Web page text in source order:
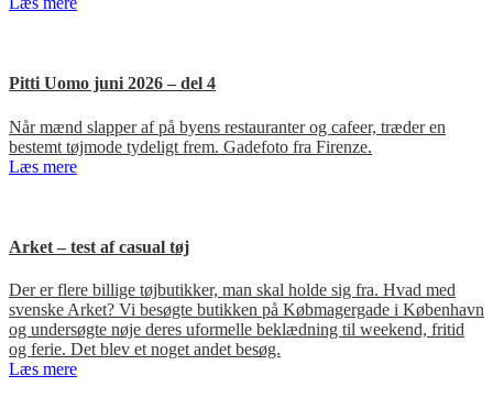
Pitti Uomo juni 2026 – del 4
Når mænd slapper af på byens restauranter og cafeer, træder en
bestemt tøjmode tydeligt frem. Gadefoto fra Firenze.
Læs mere
Arket – test af casual tøj
Der er flere billige tøjbutikker, man skal holde sig fra. Hvad med
svenske Arket? Vi besøgte butikken på Købmagergade i København
og undersøgte nøje deres uformelle beklædning til weekend, fritid
og ferie. Det blev et noget andet besøg.
Læs mere